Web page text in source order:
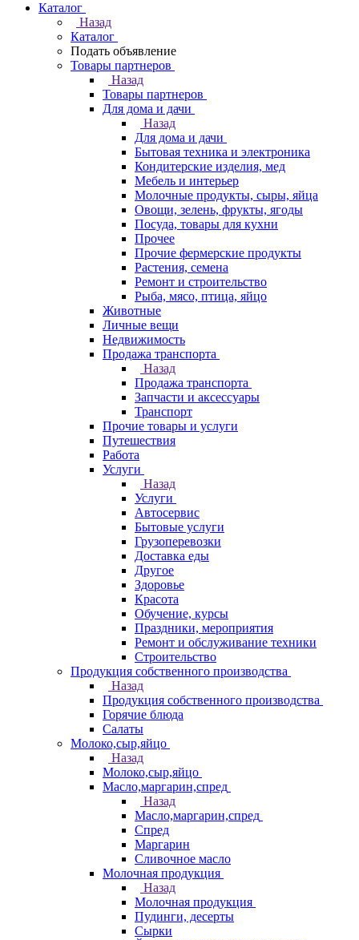
Каталог
Назад
Каталог
Подать объявление
Товары партнеров
Назад
Товары партнеров
Для дома и дачи
Назад
Для дома и дачи
Бытовая техника и электроника
Кондитерские изделия, мед
Мебель и интерьер
Молочные продукты, сыры, яйца
Овощи, зелень, фрукты, ягоды
Посуда, товары для кухни
Прочее
Прочие фермерские продукты
Растения, семена
Ремонт и строительство
Рыба, мясо, птица, яйцо
Животные
Личные вещи
Недвижимость
Продажа транспорта
Назад
Продажа транспорта
Запчасти и аксессуары
Транспорт
Прочие товары и услуги
Путешествия
Работа
Услуги
Назад
Услуги
Автосервис
Бытовые услуги
Грузоперевозки
Доставка еды
Другое
Здоровье
Красота
Обучение, курсы
Праздники, мероприятия
Ремонт и обслуживание техники
Строительство
Продукция собственного производства
Назад
Продукция собственного производства
Горячие блюда
Салаты
Молоко,сыр,яйцо
Назад
Молоко,сыр,яйцо
Масло,маргарин,спред
Назад
Масло,маргарин,спред
Спред
Маргарин
Сливочное масло
Молочная продукция
Назад
Молочная продукция
Пудинги, десерты
Сырки